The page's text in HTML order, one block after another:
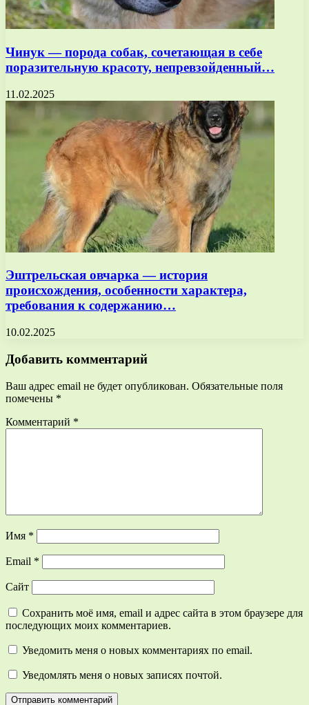
Чинук — порода собак, сочетающая в себе
поразительную красоту, непревзойденный…
11.02.2025
Эштрельская овчарка — история
происхождения, особенности характера,
требования к содержанию…
10.02.2025
Добавить комментарий
Ваш адрес email не будет опубликован. Обязательные поля
помечены *
Комментарий *
Имя *
Email *
Сайт
Сохранить моё имя, email и адрес сайта в этом браузере для
последующих моих комментариев.
Уведомить меня о новых комментариях по email.
Уведомлять меня о новых записях почтой.